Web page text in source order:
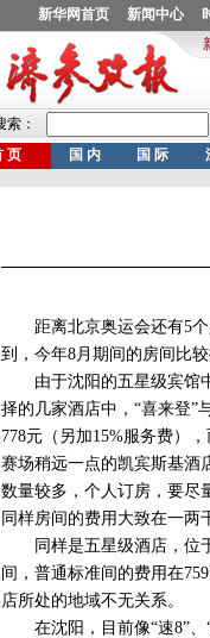
距离北京奥运会还有5个
到，今年8月期间的房间比
由于沈阳的五星级宾馆中
择的几家酒店中，“喜来登”
778元（另加15%服务费）
赛场稍远一点的凯宾斯基酒
数量较多，个人订房，要尽
同样房间的费用大致在一两
同样是五星级酒店，位于
间，普通标准间的费用在
店所处的地域不无关系。
在沈阳，目前像“速8”、“